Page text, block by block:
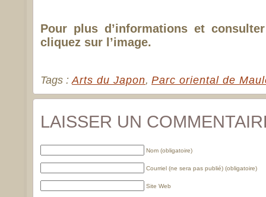
Pour plus d’informations et
cliquez sur l’image.
Tags : Arts du Japon, Parc oriental de
LAISSER UN
Nom (obligatoire)
Courriel (ne sera pas publié) (obligatoire)
Site Web